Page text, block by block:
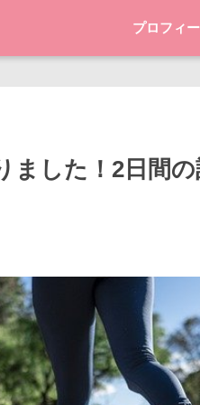
プロフィ
ました！2日間